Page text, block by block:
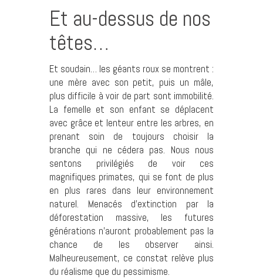
Et au-dessus de nos
têtes…
Et soudain… les géants roux se montrent :
une mère avec son petit, puis un mâle,
plus difficile à voir de part sont immobilité.
La femelle et son enfant se déplacent
avec grâce et lenteur entre les arbres, en
prenant soin de toujours choisir la
branche qui ne cédera pas. Nous nous
sentons privilégiés de voir ces
magnifiques primates, qui se font de plus
en plus rares dans leur environnement
naturel. Menacés d’extinction par la
déforestation massive, les futures
générations n’auront probablement pas la
chance de les observer ainsi.
Malheureusement, ce constat relève plus
du réalisme que du pessimisme.